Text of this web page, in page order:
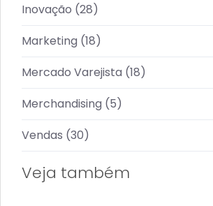
Inovação (28)
Marketing (18)
Mercado Varejista (18)
Merchandising (5)
Vendas (30)
Veja também